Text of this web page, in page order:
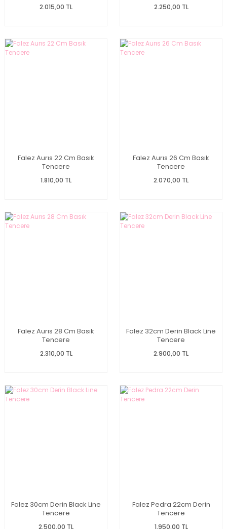
2.015,00 TL 2.250,00 TL
Falez Aurıs 22 Cm Basık
Tencere
1.810,00 TL
Falez Aurıs 26 Cm Basık
Tencere
2.070,00 TL
Falez Aurıs 28 Cm Basık
Tencere
2.310,00 TL
Falez 32cm Derin Black Line
Tencere
2.900,00 TL
Falez 30cm Derin Black Line
Tencere
2.500,00 TL
Falez Pedra 22cm Derin
Tencere
1.950,00 TL